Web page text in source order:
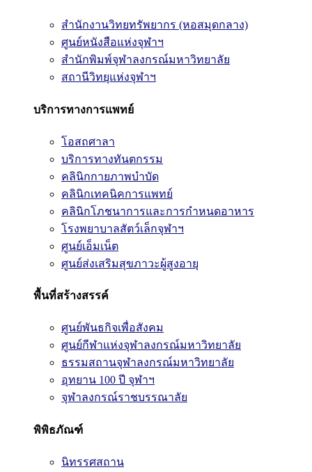
สำนักงานวิทยทรัพยากร (หอสมุดกลาง)
ศูนย์หนังสือแห่งจุฬาฯ
สำนักพิมพ์จุฬาลงกรณ์มหาวิทยาลัย
สถานีวิทยุแห่งจุฬาฯ
บริการทางการแพทย์
โอสถศาลา
บริการทางทันตกรรม
คลินิกกายภาพบำบัด
คลินิกเทคนิคการแพทย์
คลินิกโภชนาการและการกำหนดอาหาร
โรงพยาบาลสัตว์เล็กจุฬาฯ
ศูนย์เอ็มเน็ต
ศูนย์ส่งเสริมสุขภาวะผู้สูงอายุ
พื้นที่สร้างสรรค์
ศูนย์พันธกิจเพื่อสังคม
ศูนย์กีฬาแห่งจุฬาลงกรณ์มหาวิทยาลัย
ธรรมสถานจุฬาลงกรณ์มหาวิทยาลัย
อุทยาน 100 ปี จุฬาฯ
จุฬาลงกรณ์ราชบรรณาลัย
พิพิธภัณฑ์
นิทรรศสถาน